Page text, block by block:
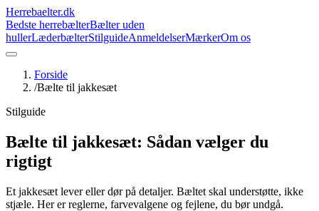
Herrebaelter.dk
Bedste herrebælterBælter uden
hullerLæderbælterStilguideAnmeldelserMærkerOm os
Forside
/Bælte til jakkesæt
Stilguide
Bælte til jakkesæt: Sådan vælger du
rigtigt
Et jakkesæt lever eller dør på detaljer. Bæltet skal understøtte, ikke
stjæle. Her er reglerne, farvevalgene og fejlene, du bør undgå.